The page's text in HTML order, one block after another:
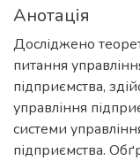
Анотація
Досліджено
питання
підприємства,
управління
системи
підприємства.